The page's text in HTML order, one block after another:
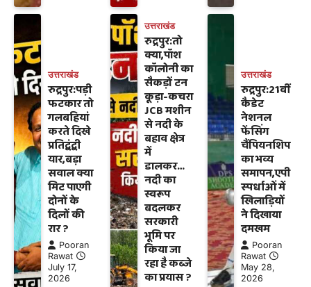
उत्तराखंड
रुद्रपुर:पड़ी
फटकार तो
गलबहियां
करते दिखे
प्रतिद्वंद्वी
यार,बड़ा
सवाल क्या
मिट पाएगी
दोनों के
दिलों की
रार ?
Pooran
Rawat
July 17,
2026
उत्तराखंड
रुद्रपुर:तो
क्या,पॉश
कॉलोनी का
सैकड़ों टन
कूड़ा-कचरा
JCB मशीन
से नदी के
बहाव क्षेत्र
में
डालकर…
नदी का
स्वरूप
बदलकर
सरकारी
भूमि पर
किया जा
रहा है कब्जे
का प्रयास ?
उत्तराखंड
रुद्रपुर:21वीं
कैडेट
नेशनल
फेंसिंग
चैंपियनशिप
का भव्य
समापन,एपी
स्पर्धाओं में
खिलाड़ियों
ने दिखाया
दमखम
Pooran
Rawat
May 28,
2026